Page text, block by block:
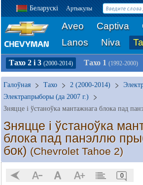
Беларускі Артыкулы
Aveo Captiva
Lanos
Niva
Тахо 2 і 3 (2000-2014) Тахо 1 (1992-2000)
Галоўная Тахо 2 (2000-2014)
Электрапрыборы (да 2007 г.)
Зняцце і ўстаноўка
блока пад панэллю
бок) (Chevrolet Tahoe 2)
0